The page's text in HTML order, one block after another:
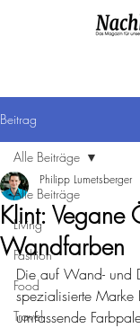
Beitrag
Alle Beiträge
Living
Fashion
Food
Travel
Alle Beiträge
Klint: Vegane
Wandfarben
Philipp Lumetsberger
Die auf Wand- und
spezialisierte Marke
umfassende